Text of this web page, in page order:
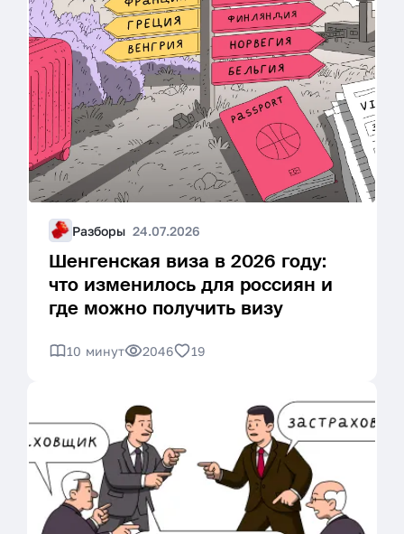
Разборы 24.07.2026
Шенгенская виза в 2026 году:
что изменилось для россиян и
где можно получить визу
10 минут 2046 19